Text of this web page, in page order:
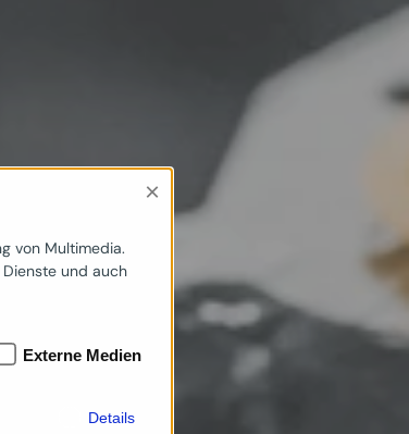
×
von Multimedia.
und auch
Externe Medien
Details